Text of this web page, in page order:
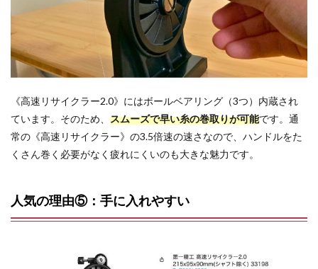
《高速リサイクラー2.0》にはボールベアリング（3つ）内蔵され
ています。そのため、 スムーズで早い糸の巻取りが可能です。通
常の《高速リサイクラー》の3.5倍速の速さなので、ハンドルをた
くさん巻く必要がなく疲れにくいのも大きな魅力です。
人気の理由⑤：手に入れやすい